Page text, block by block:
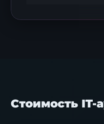
Стоимость IT-